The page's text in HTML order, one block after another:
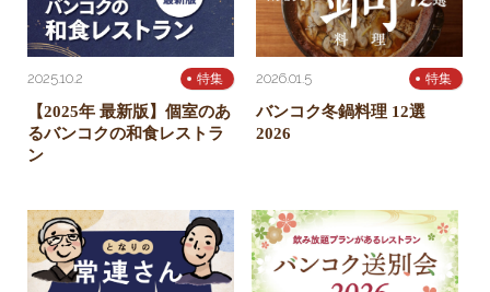
2025.10.2 特集
【2025年 最新版】個室のあ
るバンコクの和食レストラ
ン
2026.01.5 特集
バンコク冬鍋料理 12選
2026